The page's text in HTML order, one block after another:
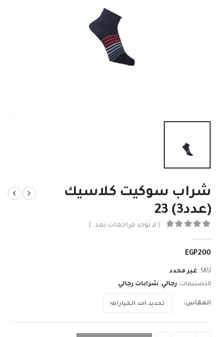
شراب سوكيت كلاسيك
(عدد3) 23
( لا توجد مراجعات بعد. )
EGP200
SKU: غير محدد
التصنيفات: رجالي, شرابات رجالي
المقاس